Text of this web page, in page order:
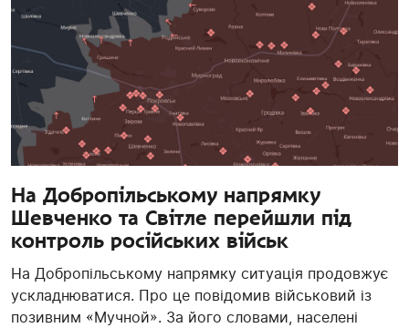
На Добропільському напрямку
Шевченко та Світле перейшли під
контроль російських військ
На Добропільському напрямку ситуація продовжує
ускладнюватися. Про це повідомив військовий із
позивним «Мучной». За його словами, населені